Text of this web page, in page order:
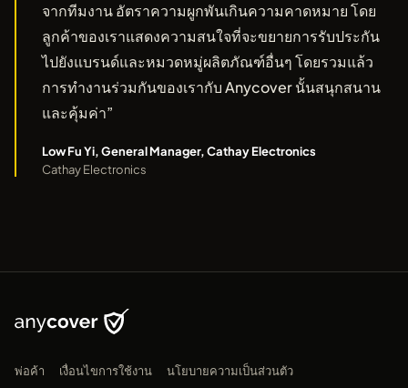
จากทีมงาน อัตราความผูกพันเกินความคาดหมาย โดย
ลูกค้าของเราแสดงความสนใจที่จะขยายการรับประกัน
ไปยังแบรนด์และหมวดหมู่ผลิตภัณฑ์อื่นๆ โดยรวมแล้ว
การทำงานร่วมกันของเรากับ Anycover นั้นสนุกสนาน
และคุ้มค่า”
Low Fu Yi, General Manager, Cathay Electronics
Cathay Electronics
พ่อค้า เงื่อนไขการใช้งาน นโยบายความเป็นส่วนตัว